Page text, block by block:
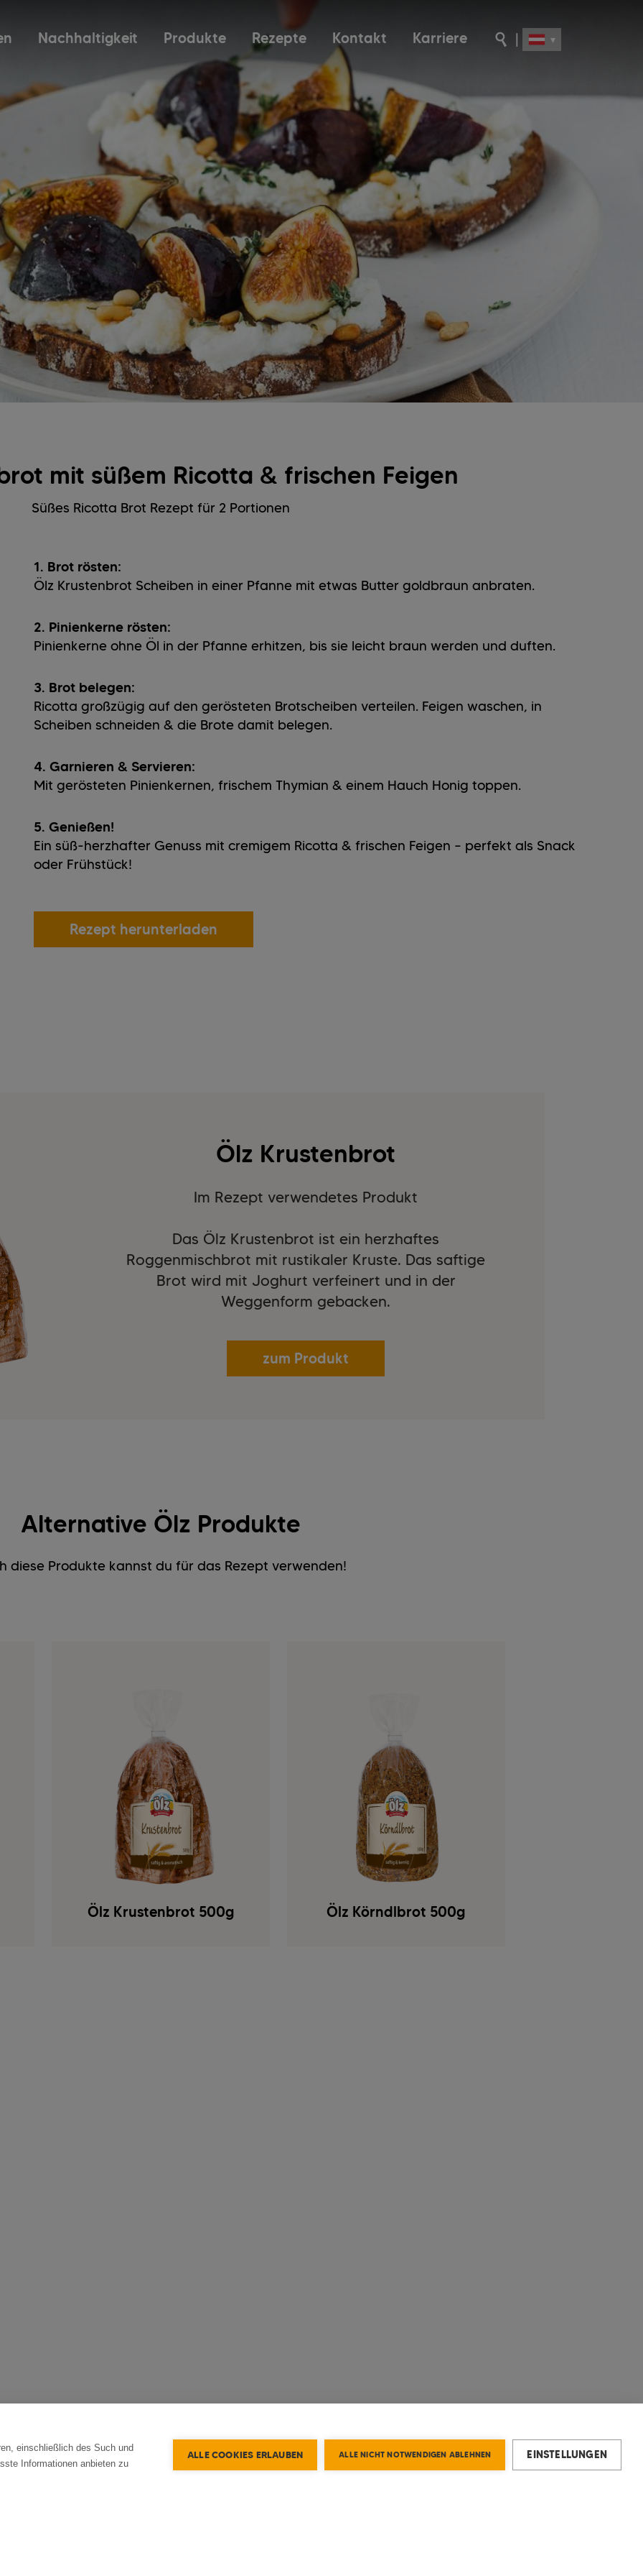
Nachhaltigkeit Produkte Rezepte Kontakt Karriere
mit süßem Ricotta & frischen Feigen
Süßes Ricotta Brot Rezept für 2 Portionen
1. Brot rösten:
Ölz Krustenbrot Scheiben in einer Pfanne mit etwas Butter goldbraun anbraten.
2. Pinienkerne rösten:
Pinienkerne ohne Öl in der Pfanne erhitzen, bis sie leicht braun werden und duften.
3. Brot belegen:
Ricotta großzügig auf den gerösteten Brotscheiben verteilen. Feigen waschen, in
Scheiben schneiden & die Brote damit belegen.
4. Garnieren & Servieren:
Mit gerösteten Pinienkernen, frischem Thymian & einem Hauch Honig toppen.
5. Genießen!
Ein süß-herzhafter Genuss mit cremigem Ricotta & frischen Feigen – perfekt als Snack
oder Frühstück!
Rezept herunterladen
Ölz Krustenbrot
Im Rezept verwendetes Produkt
Das Ölz Krustenbrot ist ein herzhaftes
Roggenmischbrot mit rustikaler Kruste. Das saftige
Brot wird mit Joghurt verfeinert und in der
Weggenform gebacken.
zum Produkt
Alternative Ölz Produkte
diese Produkte kannst du für das Rezept verwenden!
Ölz Krustenbrot 500g Ölz Körndlbrot 500g
einschließlich des Such und
Informationen anbieten zu
ALLE COOKIES ERLAUBEN ALLE NICHT NOTWENDIGEN ABLEHNEN EINSTELLUNGEN